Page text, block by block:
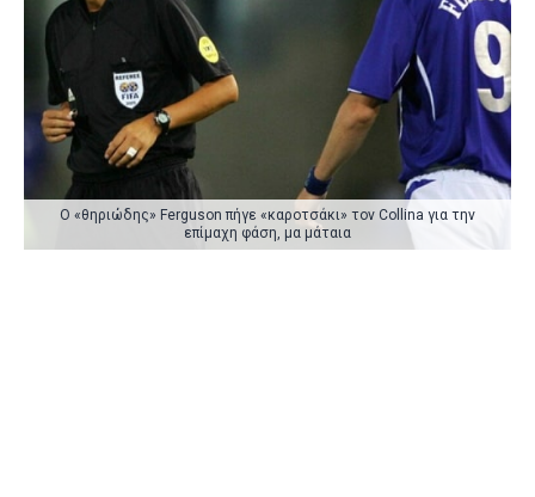
Ο «θηριώδης» Ferguson πήγε «καροτσάκι» τον Collina για την
επίμαχη φάση, μα μάταια